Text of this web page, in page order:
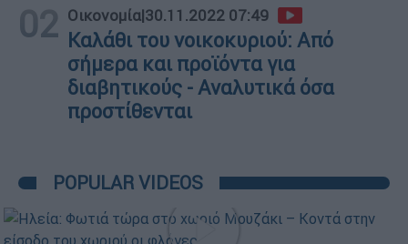
02 Οικονομία|30.11.2022 07:49
Καλάθι του νοικοκυριού: Από
σήμερα και προϊόντα για
διαβητικούς - Αναλυτικά όσα
προστίθενται
POPULAR VIDEOS